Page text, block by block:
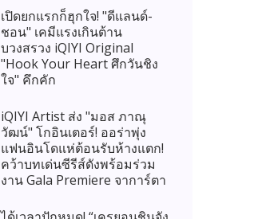
เปิดยกแรกก็ฮุกใจ! "ดีแลนด์-
ชอน" เคมีแรงเกินต้าน
บวงสรวง iQIYI Original
"Hook Your Heart ศึกวันชิง
ใจ" คึกคัก
iQIYI Artist ส่ง "มอส ภาณุ
วัฒน์" โกอินเตอร์! ออร่าพุ่ง
แฟนอินโดแห่ต้อนรับห้างแตก!
คว้าบทเด่นซีรีส์ดังพร้อมร่วม
งาน Gala Premiere จาการ์ตา